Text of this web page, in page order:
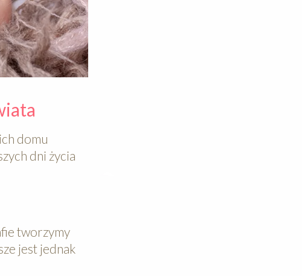
domu
dni życia
tworzymy
jest jednak